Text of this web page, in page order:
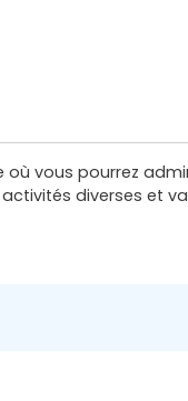
vous pourrez
diverses et